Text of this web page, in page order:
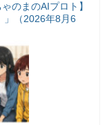
のまのAIプロト】
」（2026年8月6